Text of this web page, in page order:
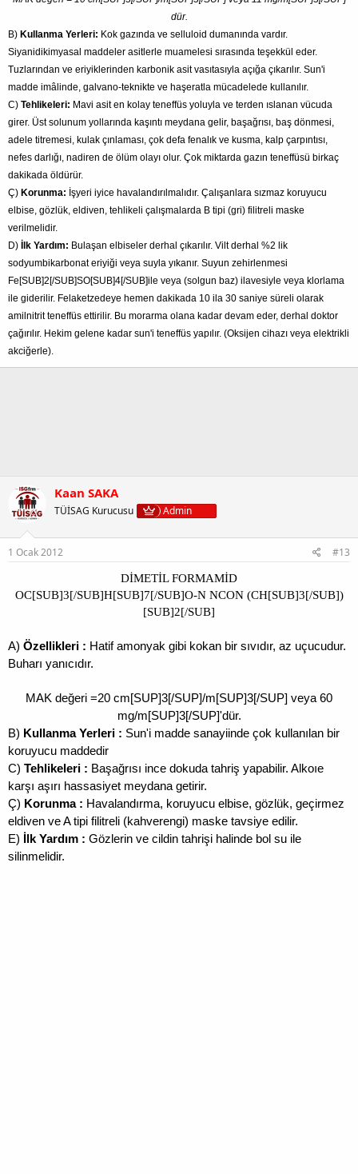
dür.
B) Kullanma Yerleri: Kok gazında ve selluloid dumanında vardır.
Siyanidikimyasal maddeler asitlerle muamelesi sırasında teşekkül eder.
Tuzlarından ve eriyiklerinden karbonik asit vasıtasıyla açığa çıkarılır. Sun'i
madde imâlinde, galvano-teknikte ve haşeratla mücadelede kullanılır.
C) Tehlikeleri: Mavi asit en kolay teneffüs yoluyla ve terden ıslanan vücuda
girer. Üst solunum yollarında kaşıntı meydana gelir, başağrısı, baş dönmesi,
adele titremesi, kulak çınlaması, çok defa fenalık ve kusma, kalp çarpıntısı,
nefes darlığı, nadiren de ölüm olayı olur. Çok miktarda gazın teneffüsü birkaç
dakikada öldürür.
Ç) Korunma: İşyeri iyice havalandırılmalıdır. Çalışanlara sızmaz koruyucu
elbise, gözlük, eldiven, tehlikeli çalışmalarda B tipi (gri) filitreli maske
verilmelidir.
D)
İlk Yardım: Bulaşan elbiseler derhal çıkarılır. Vilt derhal %2 lik
sodyumbikarbonat eriyiği veya suyla yıkanır. Suyun zehirlenmesi
Fe[SUB]2[/SUB]SO[SUB]4[/SUB]ile veya (solgun baz) ilavesiyle veya klorlama
ile giderilir. Felaketzedeye hemen dakikada 10 ila 30 saniye süreli olarak
amilnitrit teneffüs ettirilir. Bu morarma olana kadar devam eder, derhal doktor
çağırılır. Hekim gelene kadar sun'i teneffüs yapılır. (Oksijen cihazı veya elektrikli
akciğerle).
Kaan SAKA
TÜİSAG Kurucusu Admin
1 Ocak 2012 #13
DİMETİL FORMAMİD
OC[SUB]3[/SUB]H[SUB]7[/SUB]O-N NCON (CH[SUB]3[/SUB])
[SUB]2[/SUB]
A) Özellikleri : Hatif amonyak gibi kokan bir sıvıdır, az uçucudur.
Buharı yanıcıdır.
MAK değeri =20 cm[SUP]3[/SUP]/m[SUP]3[/SUP] veya 60
mg/m[SUP]3[/SUP]'dür.
B) Kullanma Yerleri : Sun'i madde sanayiinde çok kullanılan bir
koruyucu maddedir
C) Tehlikeleri : Başağrısı ince dokuda tahriş yapabilir. Alkoıe
karşı aşırı hassasiyet meydana getirir.
Ç) Korunma : Havalandırma, koruyucu elbise, gözlük, geçirmez
eldiven ve A tipi filitreli (kahverengi) maske tavsiye edilir.
E) İlk Yardım : Gözlerin ve cildin tahrişi halinde bol su ile
silinmelidir.